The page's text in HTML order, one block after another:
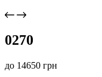
0270
до 14650 грн